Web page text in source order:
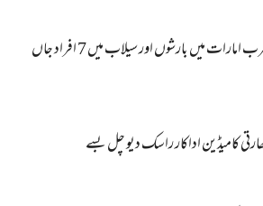
متحدہ عرب امارات میں بارشوں اور سیلاب میں 7 افراد جاں
کامیڈین اداکار راسک دیو چل بسے